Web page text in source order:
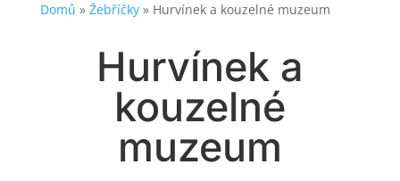
Domů » Žebříčky» Hurvínek a kouzelné muzeum
Hurvínek a
kouzelné
muzeum